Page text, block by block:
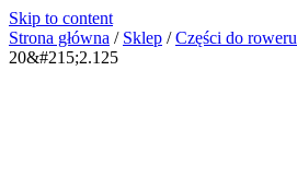
Skip to content
Strona główna / Sklep / Części do roweru
20&#215;2.125